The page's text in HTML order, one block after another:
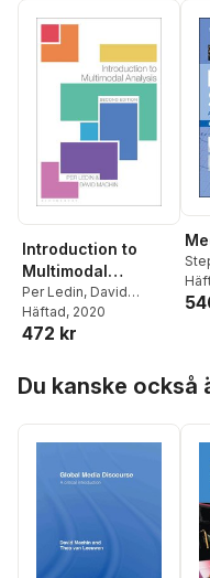
Introduction to
Multimodal
Analysis
Per Ledin, David
Machin
Häftad, 2020
472 kr
Du kanske också